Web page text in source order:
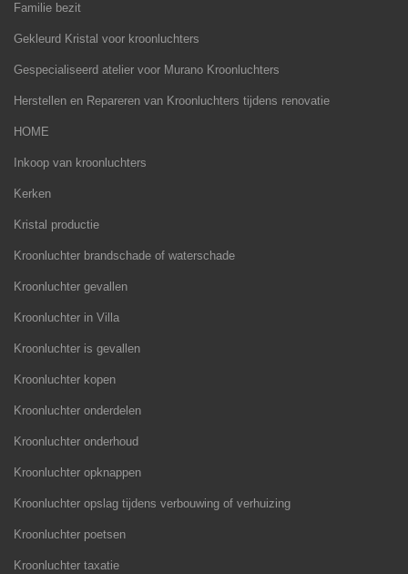
Familie bezit
Gekleurd Kristal voor kroonluchters
Gespecialiseerd atelier voor Murano Kroonluchters
Herstellen en Repareren van Kroonluchters tijdens renovatie
HOME
Inkoop van kroonluchters
Kerken
Kristal productie
Kroonluchter brandschade of waterschade
Kroonluchter gevallen
Kroonluchter in Villa
Kroonluchter is gevallen
Kroonluchter kopen
Kroonluchter onderdelen
Kroonluchter onderhoud
Kroonluchter opknappen
Kroonluchter opslag tijdens verbouwing of verhuizing
Kroonluchter poetsen
Kroonluchter taxatie